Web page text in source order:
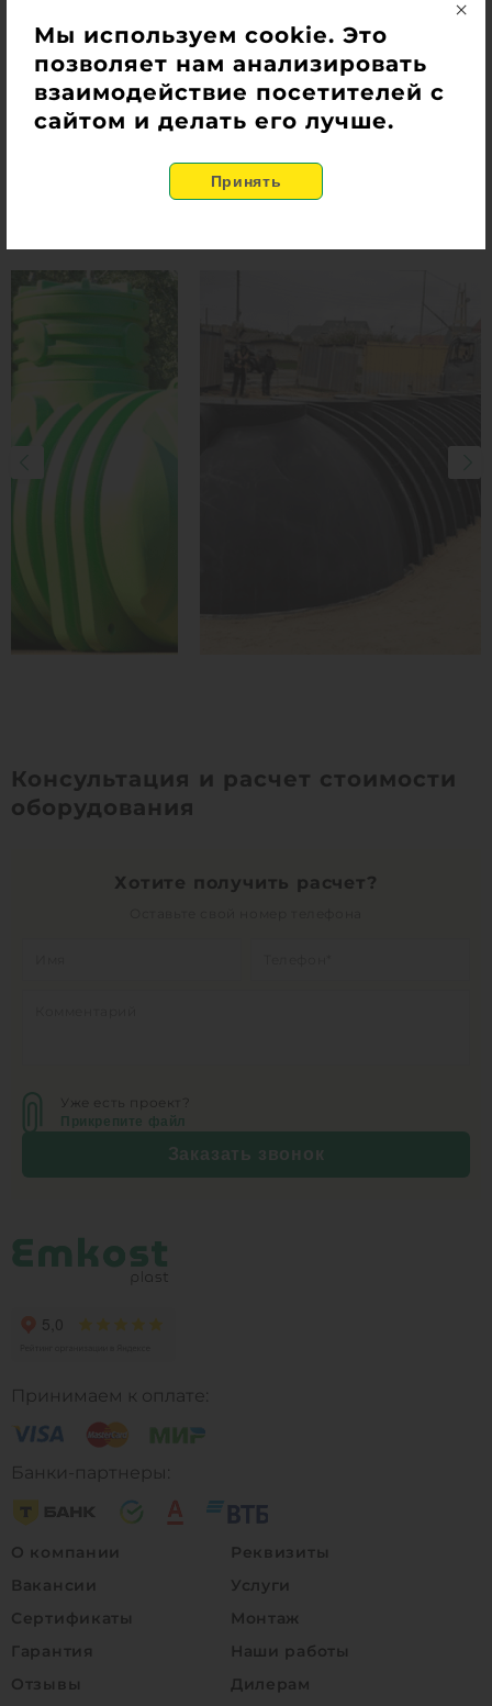
Консультация и расчет стоимости
оборудования
Хотите получить расчет?
Уже есть проект?
Прикрепите файл
Заказать звонок
Принимаем к оплате:
Банки-партнеры:
О компании
Вакансии
Сертификаты
Гарантия
Отзывы
Реквизиты
Услуги
Монтаж
Наши работы
Дилерам
Мы используем cookie. Это
позволяет нам анализировать
взаимодействие посетителей с
сайтом и делать его лучше.